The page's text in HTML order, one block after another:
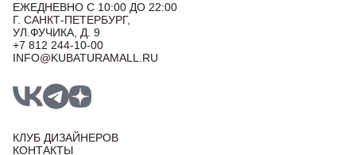
ЕЖЕДНЕВНО С 10:00 ДО 22:00
Г. САНКТ-ПЕТЕРБУРГ,
УЛ.ФУЧИКА, Д. 9
+7 812 244-10-00
INFO@KUBATURAMALL.RU
КЛУБ ДИЗАЙНЕРОВ
КОНТАКТЫ